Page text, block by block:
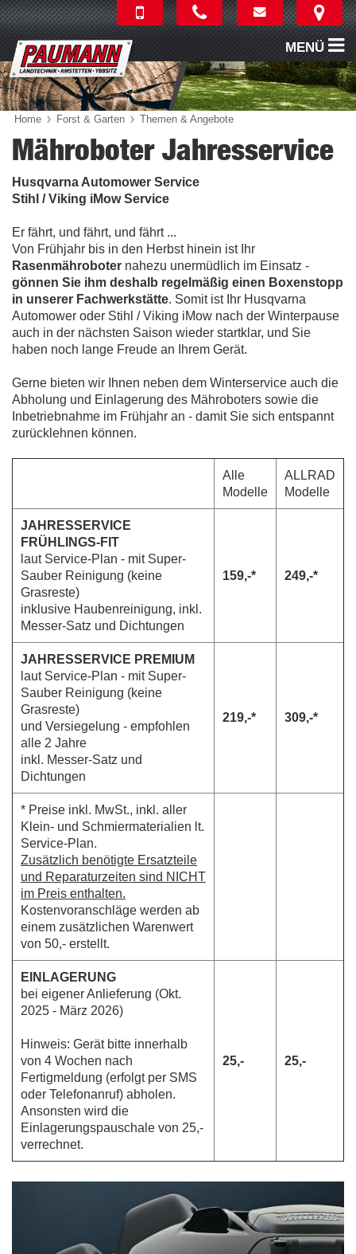
MENÜ
Home Forst & Garten Themen & Angebote
Mähroboter Jahresservice
Husqvarna Automower Service
Stihl / Viking iMow Service
Er fährt, und fährt, und fährt ...
Von Frühjahr bis in den Herbst hinein ist Ihr
Rasenmähroboter nahezu unermüdlich im Einsatz -
gönnen Sie ihm deshalb regelmäßig einen Boxenstopp
in unserer Fachwerkstätte. Somit ist Ihr Husqvarna
Automower oder Stihl / Viking iMow nach der Winterpause
auch in der nächsten Saison wieder startklar, und Sie
haben noch lange Freude an Ihrem Gerät.
Gerne bieten wir Ihnen neben dem Winterservice auch die
Abholung und Einlagerung des Mähroboters sowie die
Inbetriebnahme im Frühjahr an - damit Sie sich entspannt
zurücklehnen können.
Alle
Modelle
ALLRAD
Modelle
JAHRESSERVICE
FRÜHLINGS-FIT
laut Service-Plan - mit Super-
Sauber Reinigung (keine
Grasreste)
inklusive Haubenreinigung, inkl.
Messer-Satz und Dichtungen
159,-* 249,-*
JAHRESSERVICE PREMIUM
laut Service-Plan - mit Super-
Sauber Reinigung (keine
Grasreste)
und Versiegelung - empfohlen
alle 2 Jahre
inkl. Messer-Satz und
Dichtungen
219,-* 309,-*
* Preise inkl. MwSt., inkl. aller
Klein- und Schmiermaterialien lt.
Service-Plan.
Zusätzlich benötigte Ersatzteile
und Reparaturzeiten sind NICHT
im Preis enthalten.
Kostenvoranschläge werden ab
einem zusätzlichen Warenwert
von 50,- erstellt.
EINLAGERUNG
bei eigener Anlieferung (Okt.
2025 - März 2026)
Hinweis: Gerät bitte innerhalb
von 4 Wochen nach
Fertigmeldung (erfolgt per SMS
oder Telefonanruf) abholen.
Ansonsten wird die
Einlagerungspauschale von 25,-
verrechnet.
25,- 25,-